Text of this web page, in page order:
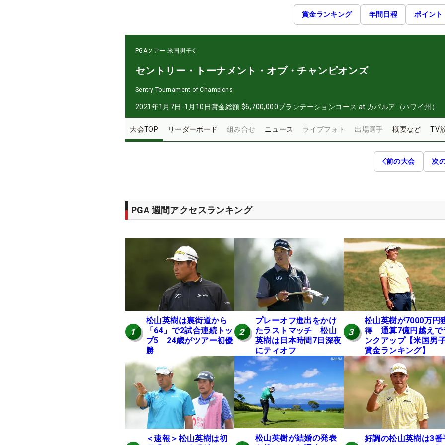
賞金ランキング 年間日程 ポイント
PGAツアー 米国男子
セントリー・トーナメント・オブ・チャンピオンズ
Sentry Tournament of Champions
2021年1月7日-1月10日賞金総額 $6,700,000プランテーションコース at カパルア（ハワイ州）
大会TOP リーダーボード 組み合せ ニュース ライブフォト 出場選手 概要など TV
前の大会 次
PGA 週間アクセスランキング
1
松山英樹は裏街道から
「64」で2試合連続トッ
プ5 24歳がツアー初優
勝
2
プレーオフ進出をかけ
たラストマッチ 松山
英樹は日本時間7日深夜
にティオフ
3
松山英樹が7000万円
得 通算7億円越えで
ンクアップ【米国男
賞金ランキング】
＜速報＞松山英樹は初
松山英樹が結婚の発表
好調の松山英樹は3番